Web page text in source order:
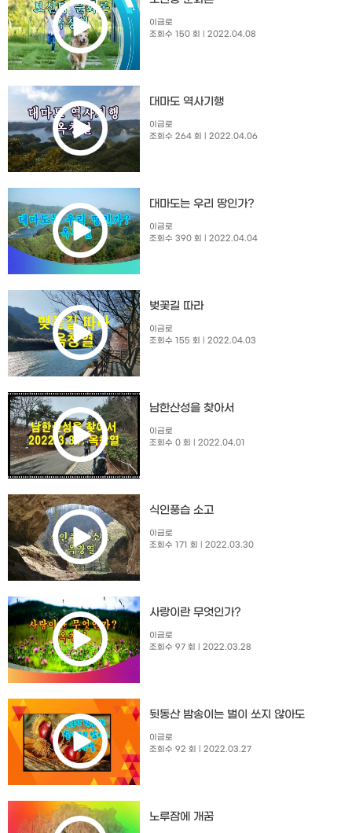
이금로
조회수 150 회
| 2022.04.08
대마도 역사기행
이금로
조회수 264 회
| 2022.04.06
대마도는 우리 땅인가?
이금로
조회수 390 회
| 2022.04.04
벚꽃길 따라
이금로
조회수 155 회
| 2022.04.03
남한산성을 찾아서
이금로
조회수 0 회
| 2022.04.01
식인풍습 소고
이금로
조회수 171 회
| 2022.03.30
사랑이란 무엇인가?
이금로
조회수 97 회
| 2022.03.28
뒷동산 밤송이는 벌이 쏘지 않아도
이금로
조회수 92 회
| 2022.03.27
노루잠에 개꿈